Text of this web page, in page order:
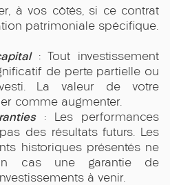
à vos côtés, si ce contrat
patrimoniale spécifique.
: Tout investissement
de perte partielle ou
La valeur de votre
comme augmenter.
: Les performances
des résultats futurs. Les
historiques présentés ne
cas une garantie de
à venir.